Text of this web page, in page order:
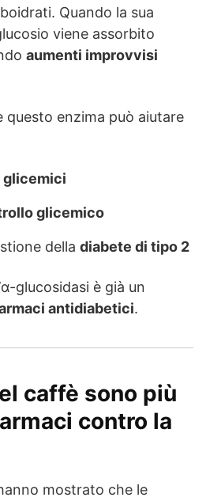
Quando la sua
viene assorbito
aumenti improvvisi
questo enzima può aiutare
glicemici
glicemico
della diabete di tipo 2
glucosidasi è già un
antidiabetici.
caffè sono più
contro la
mostrato che le